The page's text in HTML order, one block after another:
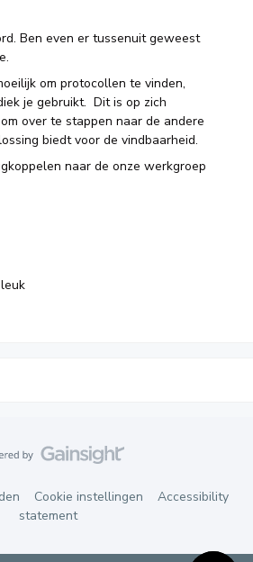
Ben even er tussenuit geweest
om protocollen te vinden,
je gebruikt. Dit is op zich
over te stappen naar de andere
biedt voor de vindbaarheid.
naar de onze werkgroep
Cookie instellingen
Accessibility
statement